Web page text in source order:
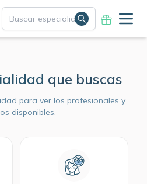
que buscas
para ver los profesionales y
disponibles.